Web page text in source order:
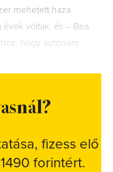
mehetett haza.
évek voltak, és – Bea
hogy autonóm
fizess elő
forintért.